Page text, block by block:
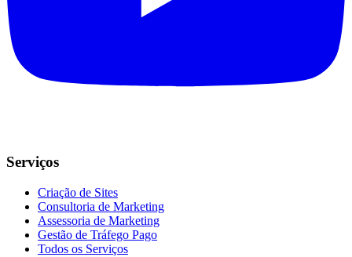
Serviços
Criação de Sites
Consultoria de Marketing
Assessoria de Marketing
Gestão de Tráfego Pago
Todos os Serviços